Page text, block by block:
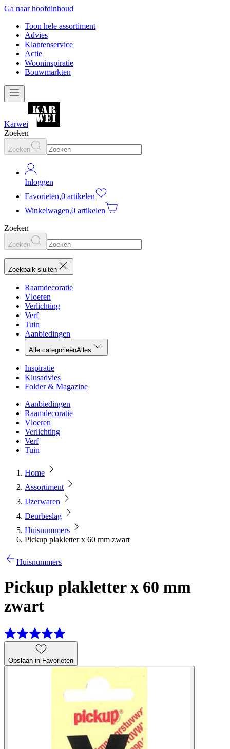
Ga naar hoofdinhoud
Toon hele assortiment
Advies
Klantenservice
Actie
Wooninspiratie
Bouwmarkten
Karwei
Zoeken
Zoeken
Inloggen
Favorieten,0 artikelen
Winkelwagen,0 artikelen
Zoeken
Zoeken
Zoekbalk sluiten
Raamdecoratie
Vloeren
Verlichting
Verf
Tuin
Aanbiedingen
Alle categorieënAlles
Inspiratie
Klusadvies
Folder & Magazine
Aanbiedingen
Raamdecoratie
Vloeren
Verlichting
Verf
Tuin
Home
Assortiment
IJzerwaren
Deurbeslag
Huisnummers
Pickup plakletter x 60 mm zwart
Huisnummers
Pickup plakletter x 60 mm
zwart
Opslaan in Favorieten